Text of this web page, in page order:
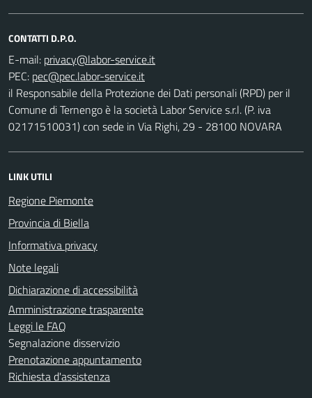
CONTATTI D.P.O.
E-mail:
PEC:
il Responsabile della Protezione dei Dati personali (RPD) per il
Comune di Ternengo è la società Labor Service s.r.l. (P. iva
02171510031) con sede in Via Righi, 29 - 28100 NOVARA
LINK UTILI
Regione Piemonte
Provincia di Biella
Informativa privacy
Note legali
Dichiarazione di accessibilità
Amministrazione trasparente
Leggi le FAQ
Segnalazione disservizio
Prenotazione appuntamento
Richiesta d'assistenza